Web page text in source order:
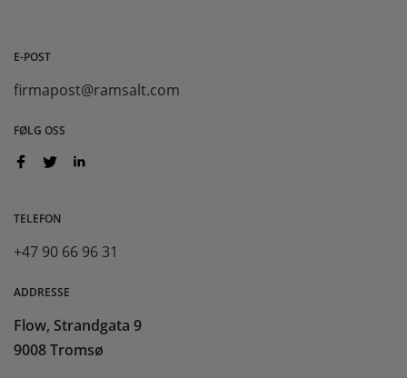
E-POST
firmapost@ramsalt.com
FØLG OSS
TELEFON
+47 90 66 96 31
ADDRESSE
Flow, Strandgata 9
9008 Tromsø